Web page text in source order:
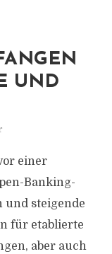
UND
einer
Banking-
und steigende
für etablierte
aber auch